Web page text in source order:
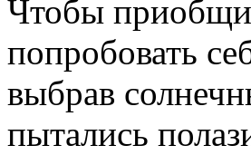
Чтобы
попробовать
выбрав
пытались